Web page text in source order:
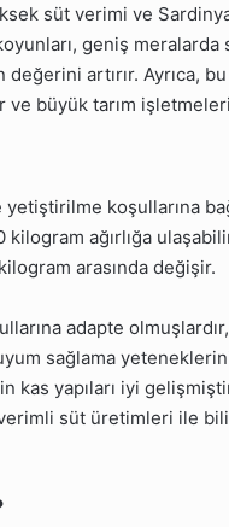
süt verimi ve
geniş
artırır. Ayrıca,
büyük tarım
koşullarına
ağırlığa
arasında değişir.
adapte
sağlama yeteneklerini
kas yapıları iyi
verimli süt üretimleri ile